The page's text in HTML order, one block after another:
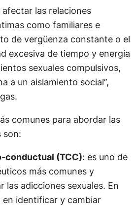
las relaciones
como familiares e
de vergüenza constante o el
excesiva de tiempo y energía
sexuales compulsivos,
a un aislamiento social”,
comunes para abordar las
son:
conductual (TCC): es uno de
más comunes y
las adicciones sexuales. En
identificar y cambiar